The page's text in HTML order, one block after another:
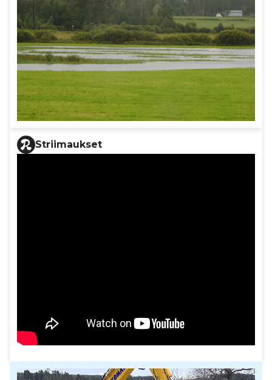
Striimaukset